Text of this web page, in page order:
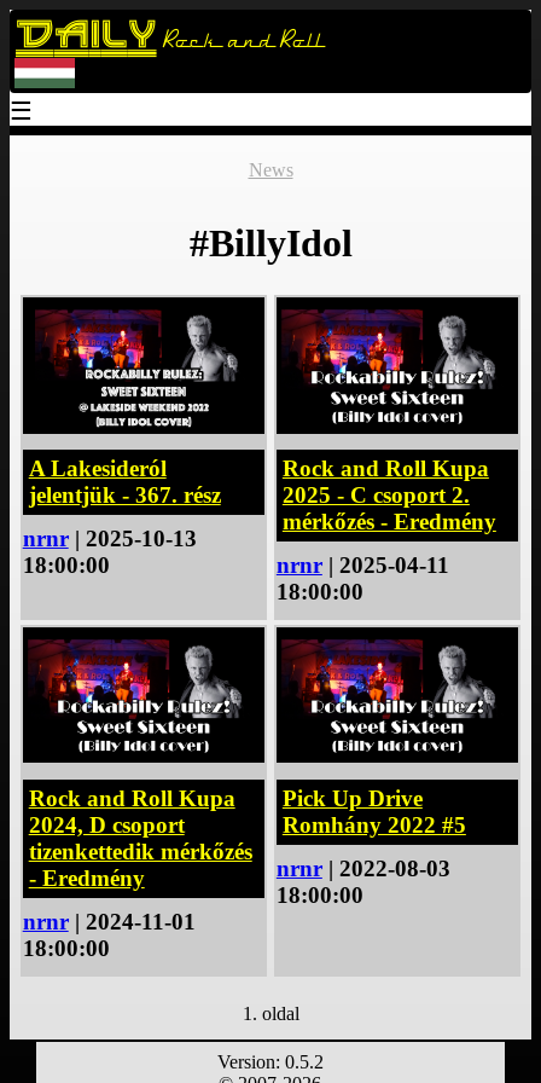
Daily Rock and Roll
☰
News
#BillyIdol
A Lakesideról
jelentjük - 367. rész
nrnr| 2025-10-13
18:00:00
Rock and Roll Kupa
2025 - C csoport 2.
mérkőzés - Eredmény
nrnr| 2025-04-11
18:00:00
Rock and Roll Kupa
2024, D csoport
tizenkettedik mérkőzés
- Eredmény
nrnr| 2024-11-01
18:00:00
Pick Up Drive
Romhány 2022 #5
nrnr| 2022-08-03
18:00:00
1. oldal
Version: 0.5.2